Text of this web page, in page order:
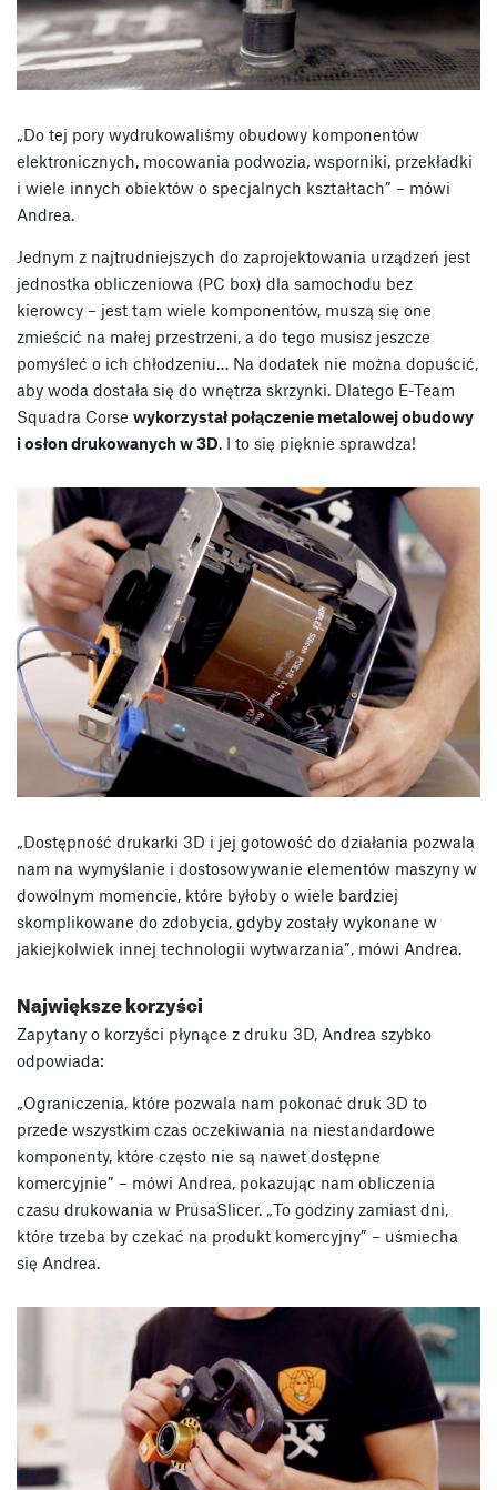
„Do tej pory wydrukowaliśmy obudowy komponentów
elektronicznych, mocowania podwozia, wsporniki, przekładki
i wiele innych obiektów o specjalnych kształtach” – mówi
Andrea.
Jednym z najtrudniejszych do zaprojektowania urządzeń jest
jednostka obliczeniowa (PC box) dla samochodu bez
kierowcy – jest tam wiele komponentów, muszą się one
zmieścić na małej przestrzeni, a do tego musisz jeszcze
pomyśleć o ich chłodzeniu… Na dodatek nie można dopuścić,
aby woda dostała się do wnętrza skrzynki. Dlatego E-Team
Squadra Corse wykorzystał połączenie metalowej obudowy
i osłon drukowanych w 3D. I to się pięknie sprawdza!
„Dostępność drukarki 3D i jej gotowość do działania pozwala
nam na wymyślanie i dostosowywanie elementów maszyny w
dowolnym momencie, które byłoby o wiele bardziej
skomplikowane do zdobycia, gdyby zostały wykonane w
jakiejkolwiek innej technologii wytwarzania”, mówi Andrea.
Największe korzyści
Zapytany o korzyści płynące z druku 3D, Andrea szybko
odpowiada:
„Ograniczenia, które pozwala nam pokonać druk 3D to
przede wszystkim czas oczekiwania na niestandardowe
komponenty, które często nie są nawet dostępne
komercyjnie” – mówi Andrea, pokazując nam obliczenia
czasu drukowania w PrusaSlicer. „To godziny zamiast dni,
które trzeba by czekać na produkt komercyjny” – uśmiecha
się Andrea.